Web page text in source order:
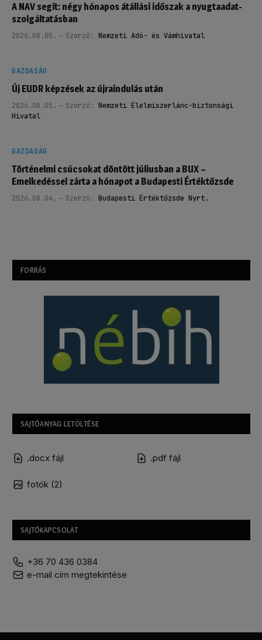
A NAV segít: négy hónapos átállási időszak a nyugtaadat-
szolgáltatásban
2026.08.05. Szerző: Nemzeti Adó- és Vámhivatal
GAZDASÁG
Új EUDR képzések az újraindulás után
2026.08.05. Szerző: Nemzeti Élelmiszerlánc-biztonsági
Hivatal
GAZDASÁG
Történelmi csúcsokat döntött júliusban a BUX –
Emelkedéssel zárta a hónapot a Budapesti Értéktőzsde
2026.08.04. Szerző: Budapesti Értéktőzsde Nyrt.
FORRÁS
SAJTÓANYAG LETÖLTÉSE
.docx fájl .pdf fájl
fotók (2)
SAJTÓKAPCSOLAT
+36 70 436 0384
e-mail cím megtekintése